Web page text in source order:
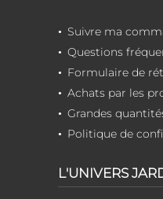
Suivre ma
Questions
Formulaire de
Achats par les
Grandes
Politique de
L'UNIVERS